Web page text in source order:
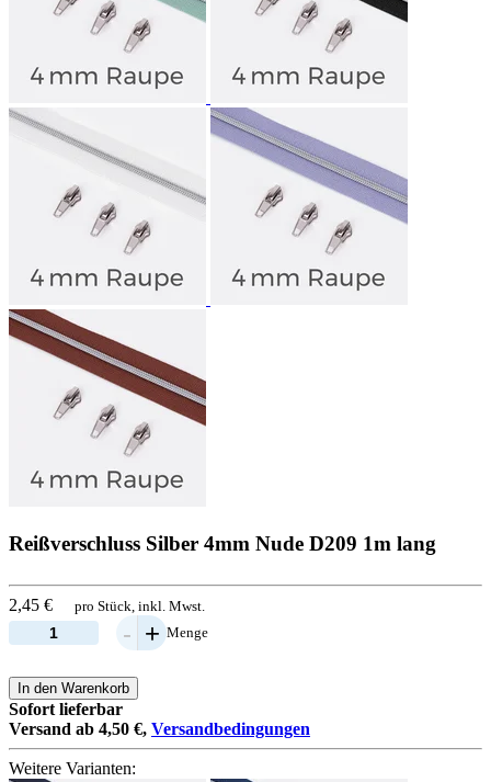
Reißverschluss Silber 4mm Nude D209 1m lang
2,45 € pro Stück, inkl. Mwst.
- + Menge
In den Warenkorb
Sofort lieferbar
Versand ab 4,50 €, Versandbedingungen
Weitere Varianten: